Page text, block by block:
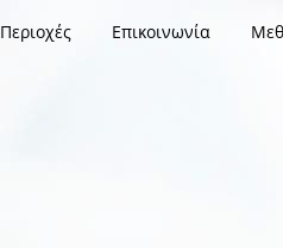
Περιοχές Επικοινωνία